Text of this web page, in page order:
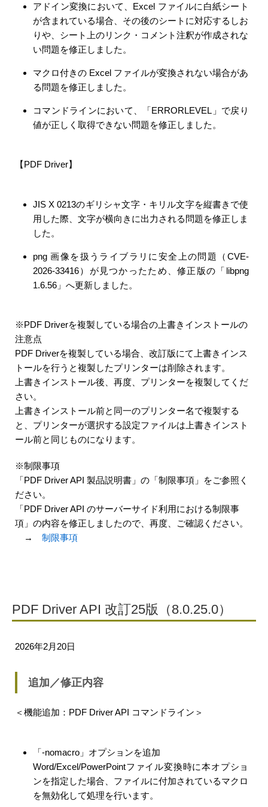
アドイン変換において、Excel ファイルに白紙シート
が含まれている場合、その後のシートに対応するしお
りや、シート上のリンク・コメント注釈が作成されな
い問題を修正しました。
マクロ付きの Excel ファイルが変換されない場合があ
る問題を修正しました。
コマンドラインにおいて、「ERRORLEVEL」で戻り
値が正しく取得できない問題を修正しました。
【PDF Driver】
JIS X 0213のギリシャ文字・キリル文字を縦書きで使
用した際、文字が横向きに出力される問題を修正しま
した。
png 画像を扱うライブラリに安全上の問題（CVE-
2026-33416）が見つかったため、修正版の「libpng
1.6.56」へ更新しました。
※PDF Driverを複製している場合の上書きインストールの
注意点
PDF Driverを複製している場合、改訂版にて上書きインス
トールを行うと複製したプリンターは削除されます。
上書きインストール後、再度、プリンターを複製してくだ
さい。
上書きインストール前と同一のプリンター名で複製する
と、プリンターが選択する設定ファイルは上書きインスト
ール前と同じものになります。
※制限事項
「PDF Driver API 製品説明書」の「制限事項」をご参照く
ださい。
「PDF Driver API のサーバーサイド利用における制限事
項」の内容を修正しましたので、再度、ご確認ください。
→ 制限事項
PDF Driver API 改訂25版（8.0.25.0）
2026年2月20日
追加／修正内容
＜機能追加：PDF Driver API コマンドライン＞
「-nomacro」オプションを追加
Word/Excel/PowerPointファイル変換時に本オプショ
ンを指定した場合、ファイルに付加されているマクロ
を無効化して処理を行います。